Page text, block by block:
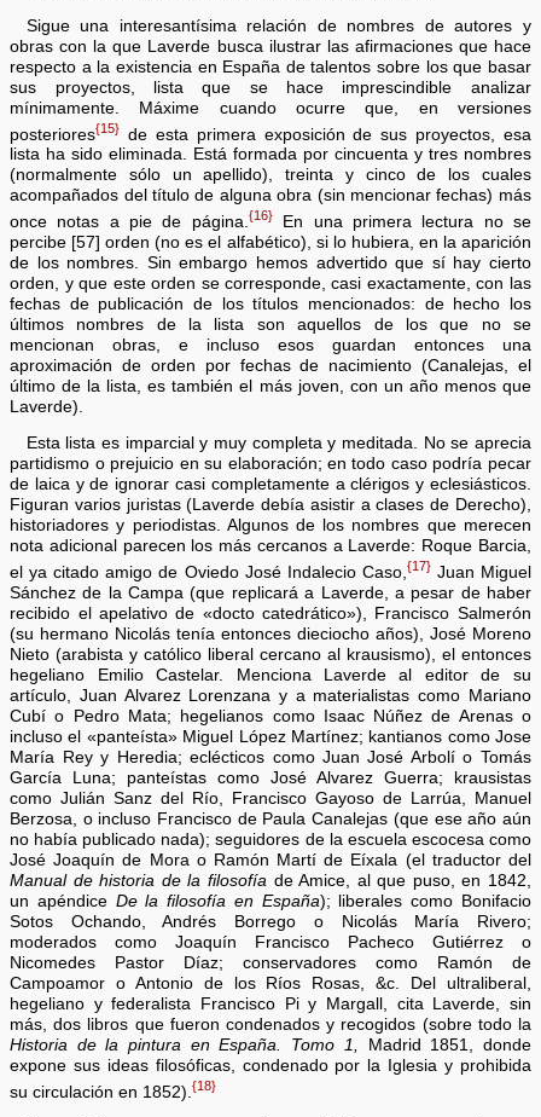
Sigue una interesantísima relación de nombres de autores y
obras con la que Laverde busca ilustrar las afirmaciones que hace
respecto a la existencia en España de talentos sobre los que basar
sus proyectos, lista que se hace imprescindible analizar
mínimamente. Máxime cuando ocurre que, en versiones
posteriores{15} de esta primera exposición de sus proyectos, esa
lista ha sido eliminada. Está formada por cincuenta y tres nombres
(normalmente sólo un apellido), treinta y cinco de los cuales
acompañados del título de alguna obra (sin mencionar fechas) más
once notas a pie de página. {16}En una primera lectura no se
percibe [57] orden (no es el alfabético), si lo hubiera, en la aparición
de los nombres. Sin embargo hemos advertido que sí hay cierto
orden, y que este orden se corresponde, casi exactamente, con las
fechas de publicación de los títulos mencionados: de hecho los
últimos nombres de la lista son aquellos de los que no se
mencionan obras, e incluso esos guardan entonces una
aproximación de orden por fechas de nacimiento (Canalejas, el
último de la lista, es también el más joven, con un año menos que
Laverde).
Esta lista es imparcial y muy completa y meditada. No se aprecia
partidismo o prejuicio en su elaboración; en todo caso podría pecar
de laica y de ignorar casi completamente a clérigos y eclesiásticos.
Figuran varios juristas (Laverde debía asistir a clases de Derecho),
historiadores y periodistas. Algunos de los nombres que merecen
nota adicional parecen los más cercanos a Laverde: Roque Barcia,
el ya citado amigo de Oviedo José Indalecio Caso, {17}Juan Miguel
Sánchez de la Campa (que replicará a Laverde, a pesar de haber
recibido el apelativo de «docto catedrático»), Francisco Salmerón
(su hermano Nicolás tenía entonces dieciocho años), José Moreno
Nieto (arabista y católico liberal cercano al krausismo), el entonces
hegeliano Emilio Castelar. Menciona Laverde al editor de su
artículo, Juan Alvarez Lorenzana y a materialistas como Mariano
Cubí o Pedro Mata; hegelianos como Isaac Núñez de Arenas o
incluso el «panteísta» Miguel López Martínez; kantianos como Jose
María Rey y Heredia; eclécticos como Juan José Arbolí o Tomás
García Luna; panteístas como José Alvarez Guerra; krausistas
como Julián Sanz del Río, Francisco Gayoso de Larrúa, Manuel
Berzosa, o incluso Francisco de Paula Canalejas (que ese año aún
no había publicado nada); seguidores de la escuela escocesa como
José Joaquín de Mora o Ramón Martí de Eíxala (el traductor del
Manual de historia de la filosofía de Amice, al que puso, en 1842,
un apéndice De la filosofía en España); liberales como Bonifacio
Sotos Ochando, Andrés Borrego o Nicolás María Rivero;
moderados como Joaquín Francisco Pacheco Gutiérrez o
Nicomedes Pastor Díaz; conservadores como Ramón de
Campoamor o Antonio de los Ríos Rosas, &c. Del ultraliberal,
hegeliano y federalista Francisco Pi y Margall, cita Laverde, sin
más, dos libros que fueron condenados y recogidos (sobre todo la
Historia de la pintura en España. Tomo 1,
Madrid 1851, donde
expone sus ideas filosóficas, condenado por la Iglesia y prohibida
su circulación en 1852).{18}